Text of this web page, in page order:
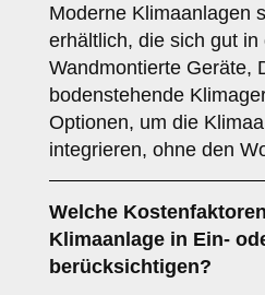
Moderne Klimaanlagen
erhältlich, die sich gut
Wandmontierte Geräte,
bodenstehende
Optionen, um die
integrieren, ohne den
Welche
Klimaanlage in Ein-
berücksichtigen?